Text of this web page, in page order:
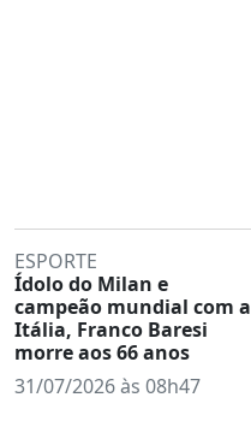
ESPORTE
Ídolo do Milan e
campeão mundial com a
Itália, Franco Baresi
morre aos 66 anos
31/07/2026 às 08h47